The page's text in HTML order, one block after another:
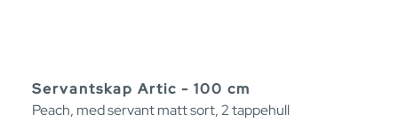
Servantskap Artic - 100 cm
Peach, med servant matt sort, 2 tappehull